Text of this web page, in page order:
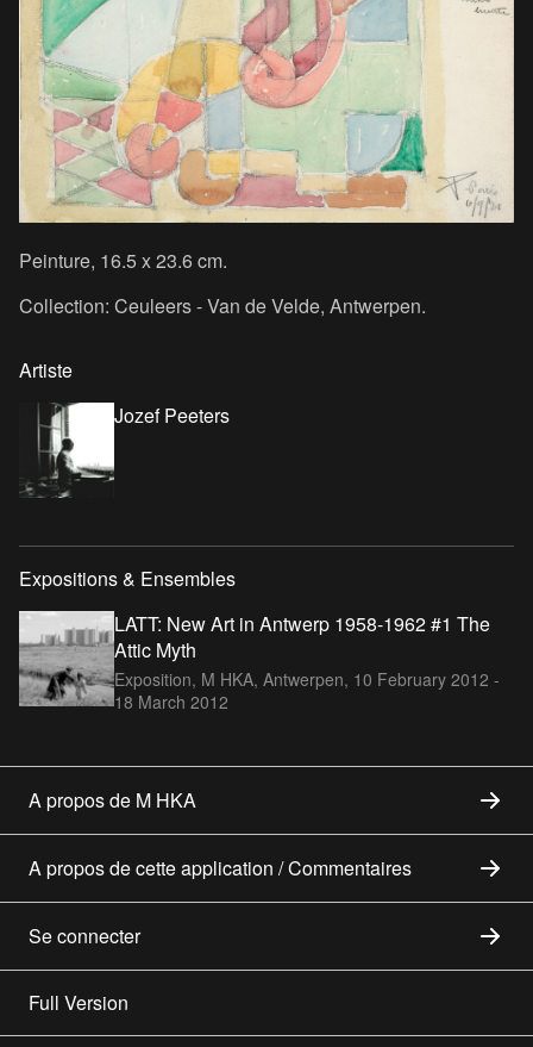
Peinture, 16.5 x 23.6 cm.
Collection: Ceuleers - Van de Velde, Antwerpen.
Artiste
Jozef Peeters
Expositions & Ensembles
LATT: New Art in Antwerp 1958-1962 #1 The
Attic Myth
Exposition, M HKA, Antwerpen, 10 February 2012 -
18 March 2012
A propos de M HKA
A propos de cette application / Commentaires
Se connecter
Full Version